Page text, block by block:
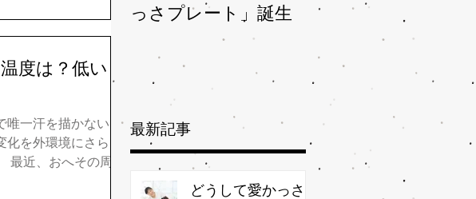
度は？低い？
一汗を描かないと
を外環境にさらさ
最近、おへその周辺
っさプレート」誕生
秋ガサガサを予防
最新記事
どうして愛かっさ